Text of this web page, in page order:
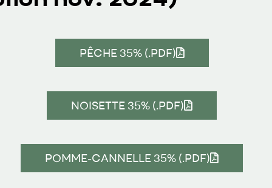
PÊCHE 35% (.PDF)
NOISETTE 35% (.PDF)
POMME-CANNELLE 35% (.PDF)